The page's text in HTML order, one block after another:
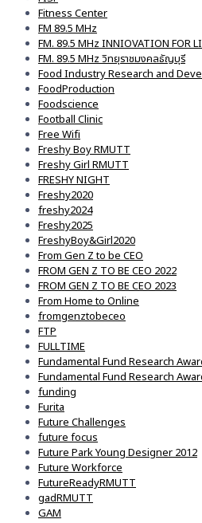
Fitness Center
FM 89.5 MHz
FM. 89.5 MHz INNIOVATION FOR
FM. 89.5 MHz วิทยุราชมงคลธัญบุรี
Food Industry Research and
FoodProduction
Foodscience
Football Clinic
Free Wifi
Freshy Boy RMUTT
Freshy Girl RMUTT
FRESHY NIGHT
Freshy2020
freshy2024
Freshy2025
FreshyBoy&Girl2020
From Gen Z to be CEO
FROM GEN Z TO BE CEO 2022
FROM GEN Z TO BE CEO 2023
From Home to Online
fromgenztobeceo
FTP
FULLTIME
Fundamental Fund Research
Fundamental Fund Research
funding
Furita
Future Challenges
future focus
Future Park Young Designer 2012
Future Workforce
FutureReadyRMUTT
gadRMUTT
GAM